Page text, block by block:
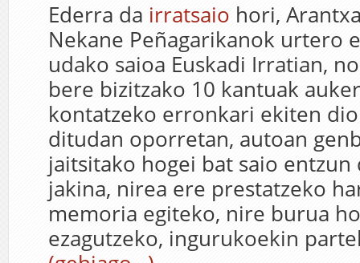
Ederra da irratsaio hori,
Nekane Peñagarikanok urtero
udako saioa Euskadi Irratian,
bere bizitzako 10 kantuak
kontatzeko erronkari ekiten
ditudan oporretan, autoan
jaitsitako hogei bat saio entzun
jakina, nirea ere prestatzeko
memoria egiteko, nire burua
ezagutzeko, ingurukoekin